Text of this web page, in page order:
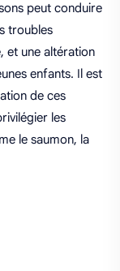
peut conduire
troubles
et une altération
enfants. Il est
de ces
les
le saumon, la